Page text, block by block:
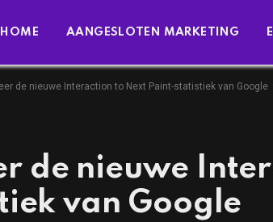
HOME AANGESLOTEN MARKETING
de nieuwe Interaction to Next Paint-statistiek van Google
de nieuwe
van Google